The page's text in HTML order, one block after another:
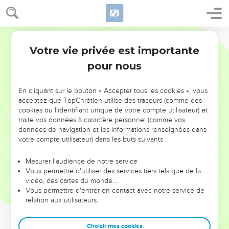
NE MANQUEZ PAS L’ÉVÉNEMENT
DE L’ANNÉE !
ET SI LEURS ERREURS POUVAIENT VOUS ÉVITER LES
VOTRES ?
leur foi ou leur vision. Mais on voit moins les doutes, les erreurs
et les saisons difficiles qu'ils ont traversés, alors même que ce
sont elles qui les ont façonnés.
Dans cette conférence, leaders, entrepreneurs, et responsables
clés pour avancer avec plus de sagesse afin que leurs erreurs
Votre vie privée est importante
pour nous
En cliquant sur le bouton « Accepter tous les cookies », vous
acceptez que TopChrétien utilise des traceurs (comme des
cookies ou l'identifiant unique de votre compte utilisateur) et
traite vos données à caractère personnel (comme vos
données de navigation et les informations renseignées dans
votre compte utilisateur) dans les buts suivants :
Mesurer l'audience de notre service
Vous permettre d'utiliser des services tiers tels que de la
vidéo, des cartes du monde…
Vous permettre d'entrer en contact avec notre service de
relation aux utilisateurs.
Choisir mes cookies